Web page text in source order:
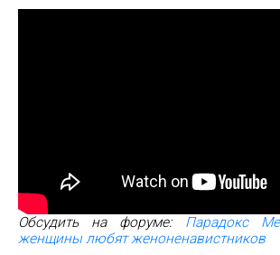
Обсудить на форуме: Парадокс
женщины любят женоненавистников